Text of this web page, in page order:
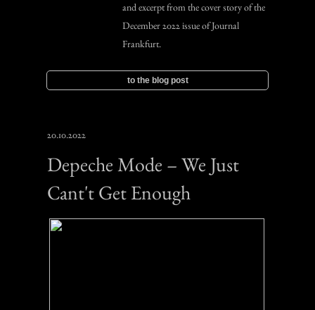
and excerpt from the cover story of the
December 2022 issue of Journal
Frankfurt.
to the blog post
20.10.2022
Depeche Mode – We Just
Cant't Get Enough